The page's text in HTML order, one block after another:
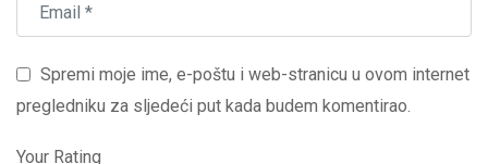
Spremi moje ime, e-poštu i web-stranicu u ovom internet
pregledniku za sljedeći put kada budem komentirao.
Your Rating